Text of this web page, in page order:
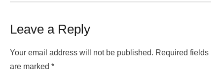
Leave a Reply
Your email address will not be published. Required fields
are marked *